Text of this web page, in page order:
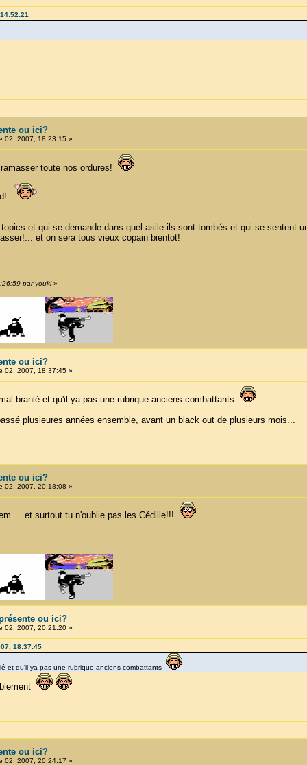
ou ici?
02, 2007, 18:23:15 »
toute nos ordures!
et qui se demande dans quel asile ils sont tombés et qui se sentent
et on sera tous vieux copain bientot!
par youki»
ou ici?
02, 2007, 18:37:45 »
branlé et qu'il ya pas une rubrique anciens combattants
plusieures années ensemble, avant un black out de plusieurs mois...
ou ici?
02, 2007, 20:18:08 »
et surtout tu n'oublie pas les Cédille!!!
ou ici?
02, 2007, 20:21:20 »
18:37:45
et qu'il ya pas une rubrique anciens combattants
ou ici?
02, 2007, 20:24:17 »